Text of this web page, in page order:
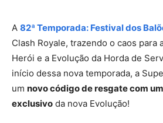
A 82ª Temporada: Festival dos
Clash Royale, trazendo o caos para
Herói e a Evolução da Horda de
início dessa nova temporada, a
um novo código de resgate com
exclusivo da nova Evolução!